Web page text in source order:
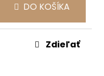
DO KOŠÍKA
Zdieľať